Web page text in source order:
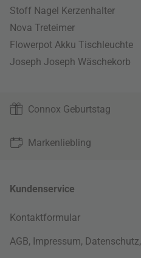
Stoff Nagel Kerzenhalter
Nova Treteimer
Flowerpot Akku Tischleuchte
Joseph Joseph Wäschekorb
Connox Geburtstag
Markenliebling
Kundenservice
Kontaktformular
AGB, Impressum, Datenschutz,